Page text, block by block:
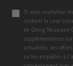
Si vous souhaitez
cochant la case
de Georg Neumann
supplémentaires
actualités, les
ou les enquêtes à